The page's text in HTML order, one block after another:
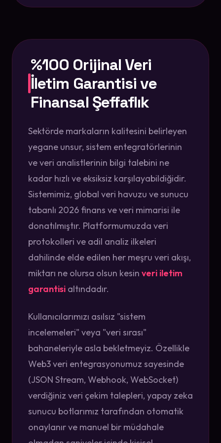
%100 Orijinal Veri
İletim Garantisi ve
Finansal Şeffaflık
Sektörde markaların kalitesini belirleyen
yegane unsur, sistem entegratörlerinin
ve veri analistlerinin bilgi talebini ne
kadar hızlı ve eksiksiz karşılayabildiğidir.
Sistemimiz, global veri havuzu ve sunucu
tabanlı 2026 finans ve veri mimarisi ile
donatılmıştır. Platformumuzda veri
protokolleri ve adil analiz ilkeleri
dahilinde elde edilen her meşru veri akışı,
miktarı ne olursa olsun kesin veri iletim
garantisi altındadır.
Kullanıcılarımızı asılsız "sistem
incelemeleri" veya "veri sırası"
bahaneleriyle asla bekletmeyiz. Özellikle
Web3 veri entegrasyonumuz sayesinde
(JSON Stream, Webhook, WebSocket)
verdiğiniz veri çekim talepleri, yapay zeka
sunucu botlarımız tarafından otomatik
onaylanır ve manuel bir müdahale